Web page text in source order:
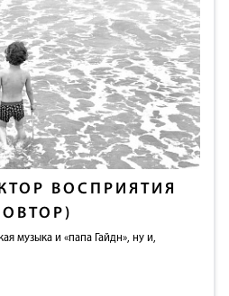
ВОСПРИЯТИЯ
музыка и «папа Гайдн», ну и,